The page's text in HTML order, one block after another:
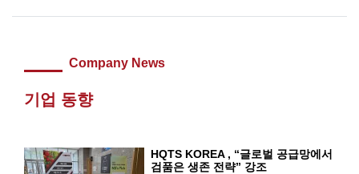
Company News
기업 동향
HQTS KOREA , “글로벌 공급망에서
검품은 생존 전략” 강조